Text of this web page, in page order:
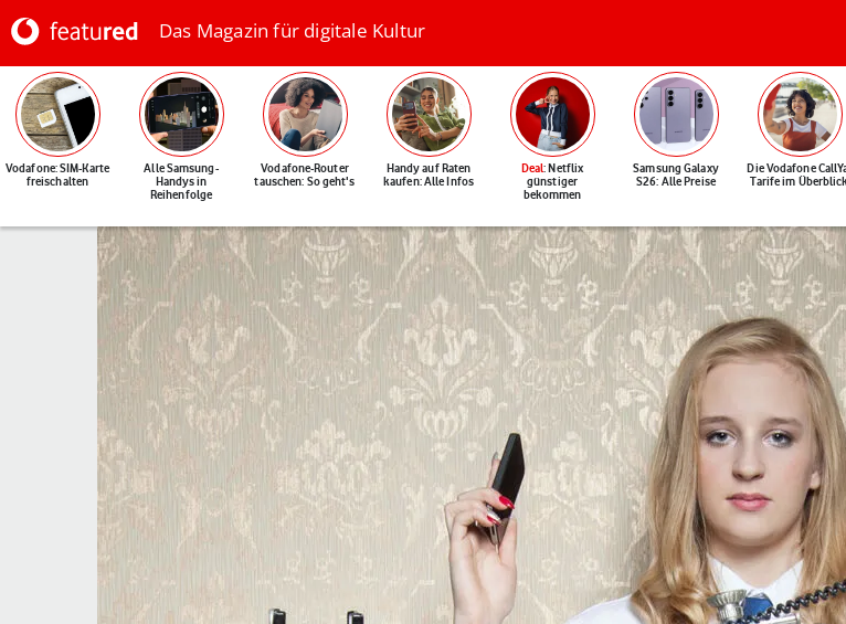
Das Magazin für digitale Kultur
Vodafone: SIM-Karte
freischalten
Alle Samsung-
Handys in
Reihenfolge
Vodafone-Router
tauschen: So geht's
Handy auf Raten
kaufen: Alle Infos
Deal: Netflix
günstiger
bekommen
Samsung Galaxy
S26: Alle Preise
Die Vodafone
Tarife im